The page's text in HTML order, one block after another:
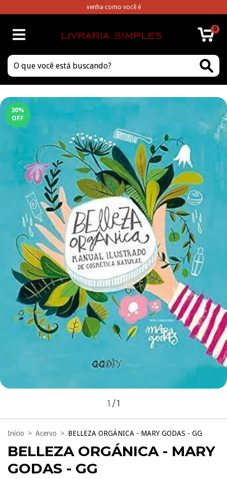
venha como você é
0
30%
OFF
1 /1
Início > Acervo > BELLEZA ORGÁNICA - MARY GODAS - GG
BELLEZA ORGÁNICA - MARY
GODAS - GG